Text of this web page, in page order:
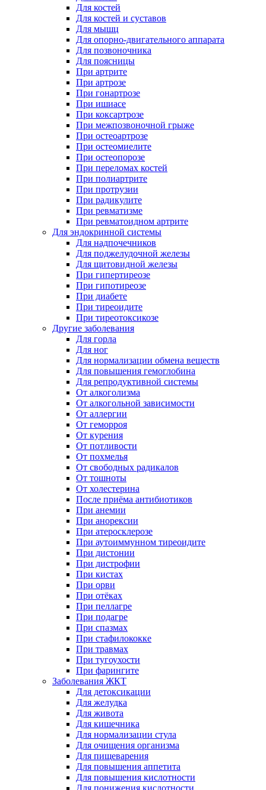
Для костей
Для костей и суставов
Для мышц
Для опорно-двигательного аппарата
Для позвоночника
Для поясницы
При артрите
При артрозе
При гонартрозе
При ишиасе
При коксартрозе
При межпозвоночной грыже
При остеоартрозе
При остеомиелите
При остеопорозе
При переломах костей
При полиартрите
При протрузии
При радикулите
При ревматизме
При ревматоидном артрите
Для эндокринной системы
Для надпочечников
Для поджелудочной железы
Для щитовидной железы
При гипертиреозе
При гипотиреозе
При диабете
При тиреоидите
При тиреотоксикозе
Другие заболевания
Для горла
Для ног
Для нормализации обмена веществ
Для повышения гемоглобина
Для репродуктивной системы
От алкоголизма
От алкогольной зависимости
От аллергии
От геморроя
От курения
От потливости
От похмелья
От свободных радикалов
От тошноты
От холестерина
После приёма антибиотиков
При анемии
При анорексии
При атеросклерозе
При аутоиммунном тиреоидите
При дистонии
При дистрофии
При кистах
При орви
При отёках
При пеллагре
При подагре
При спазмах
При стафилококке
При травмах
При тугоухости
При фарингите
Заболевания ЖКТ
Для детоксикации
Для желудка
Для живота
Для кишечника
Для нормализации стула
Для очищения организма
Для пищеварения
Для повышения аппетита
Для повышения кислотности
Для понижения кислотности